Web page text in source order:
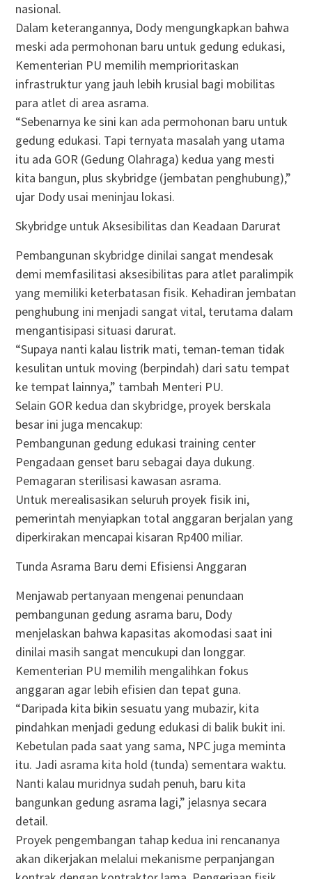
nasional.
Dalam keterangannya, Dody mengungkapkan bahwa
meski ada permohonan baru untuk gedung edukasi,
Kementerian PU memilih memprioritaskan
infrastruktur yang jauh lebih krusial bagi mobilitas
para atlet di area asrama.
“Sebenarnya ke sini kan ada permohonan baru untuk
gedung edukasi. Tapi ternyata masalah yang utama
itu ada GOR (Gedung Olahraga) kedua yang mesti
kita bangun, plus skybridge (jembatan penghubung),”
ujar Dody usai meninjau lokasi.
Skybridge untuk Aksesibilitas dan Keadaan Darurat
Pembangunan skybridge dinilai sangat mendesak
demi memfasilitasi aksesibilitas para atlet paralimpik
yang memiliki keterbatasan fisik. Kehadiran jembatan
penghubung ini menjadi sangat vital, terutama dalam
mengantisipasi situasi darurat.
“Supaya nanti kalau listrik mati, teman-teman tidak
kesulitan untuk moving (berpindah) dari satu tempat
ke tempat lainnya,” tambah Menteri PU.
Selain GOR kedua dan skybridge, proyek berskala
besar ini juga mencakup:
Pembangunan gedung edukasi training center
Pengadaan genset baru sebagai daya dukung.
Pemagaran sterilisasi kawasan asrama.
Untuk merealisasikan seluruh proyek fisik ini,
pemerintah menyiapkan total anggaran berjalan yang
diperkirakan mencapai kisaran Rp400 miliar.
Tunda Asrama Baru demi Efisiensi Anggaran
Menjawab pertanyaan mengenai penundaan
pembangunan gedung asrama baru, Dody
menjelaskan bahwa kapasitas akomodasi saat ini
dinilai masih sangat mencukupi dan longgar.
Kementerian PU memilih mengalihkan fokus
anggaran agar lebih efisien dan tepat guna.
“Daripada kita bikin sesuatu yang mubazir, kita
pindahkan menjadi gedung edukasi di balik bukit ini.
Kebetulan pada saat yang sama, NPC juga meminta
itu. Jadi asrama kita hold (tunda) sementara waktu.
Nanti kalau muridnya sudah penuh, baru kita
bangunkan gedung asrama lagi,” jelasnya secara
detail.
Proyek pengembangan tahap kedua ini rencananya
akan dikerjakan melalui mekanisme perpanjangan